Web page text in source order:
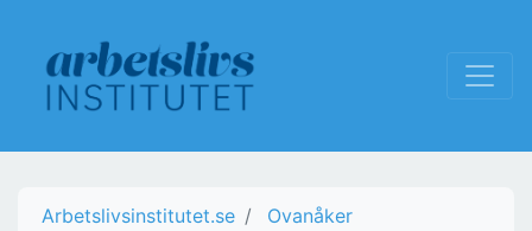
Arbetslivsinstitutet.se
Ovanåker